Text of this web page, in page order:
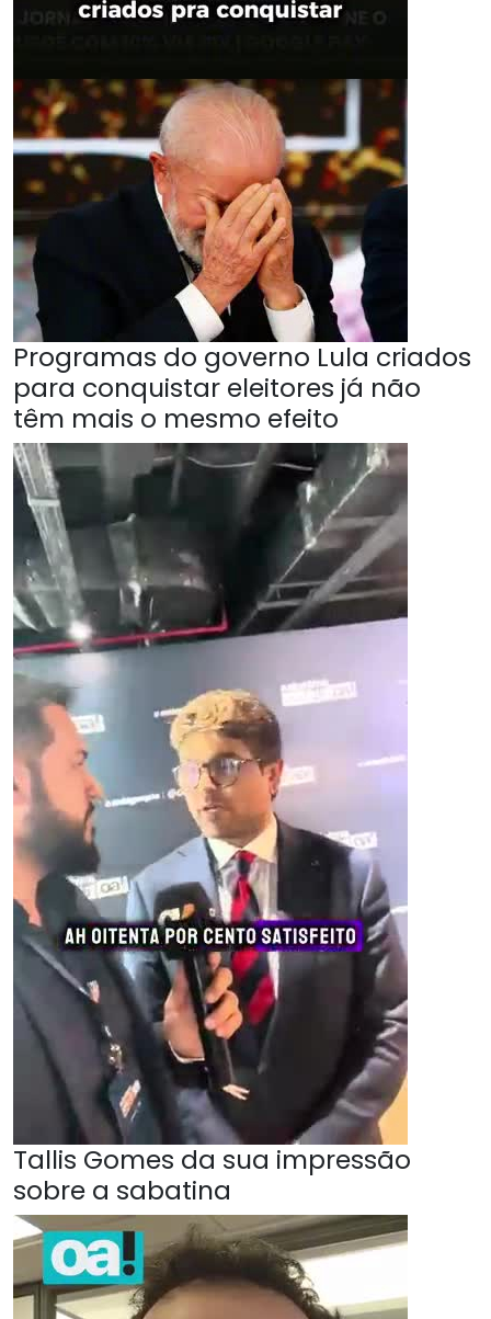
Programas do governo Lula criados
para conquistar eleitores já não
têm mais o mesmo efeito
Tallis Gomes da sua impressão
sobre a sabatina